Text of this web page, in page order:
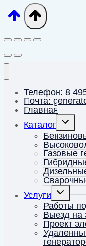
Телефон: 8
Почта:
Главная
Каталог
меню
Газовые
Услуги
дочернее
меню
Работы
Выезд на
Проект